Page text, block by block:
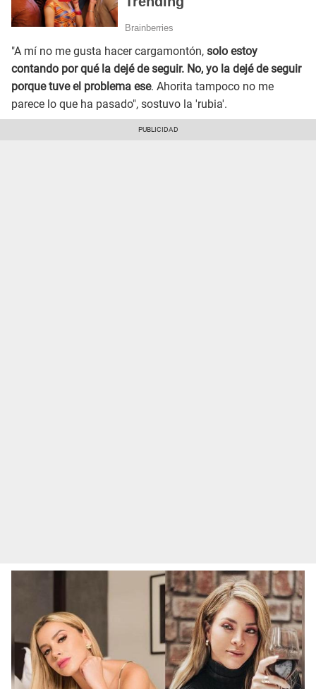
"A mí no me gusta hacer cargamontón, solo estoy
contando por qué la dejé de seguir. No, yo la dejé de seguir
porque tuve el problema ese. Ahorita tampoco no me
parece lo que ha pasado", sostuvo la 'rubia'.